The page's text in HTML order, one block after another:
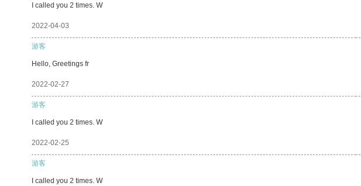
I called you 2 times. W
2022-04-03
游客
Hello, Greetings fr
2022-02-27
游客
I called you 2 times. W
2022-02-25
游客
I called you 2 times. W